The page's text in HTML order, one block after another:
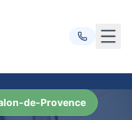
de-Provence